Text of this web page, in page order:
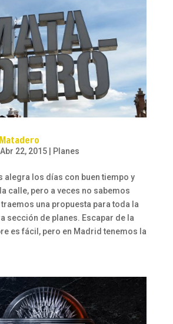
Abr 22, 2015| Planes
alegra los días con buen tiempo y
calle, pero a veces no sabemos
una propuesta para toda la
sección de planes. Escapar de la
es fácil, pero en Madrid tenemos la